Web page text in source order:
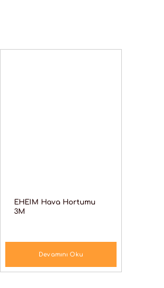
EHEIM Hava Hortumu
3M
Devamını Oku